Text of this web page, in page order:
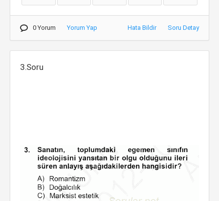
0 Yorum Yorum Yap Hata Bildir Soru Detay
3.Soru